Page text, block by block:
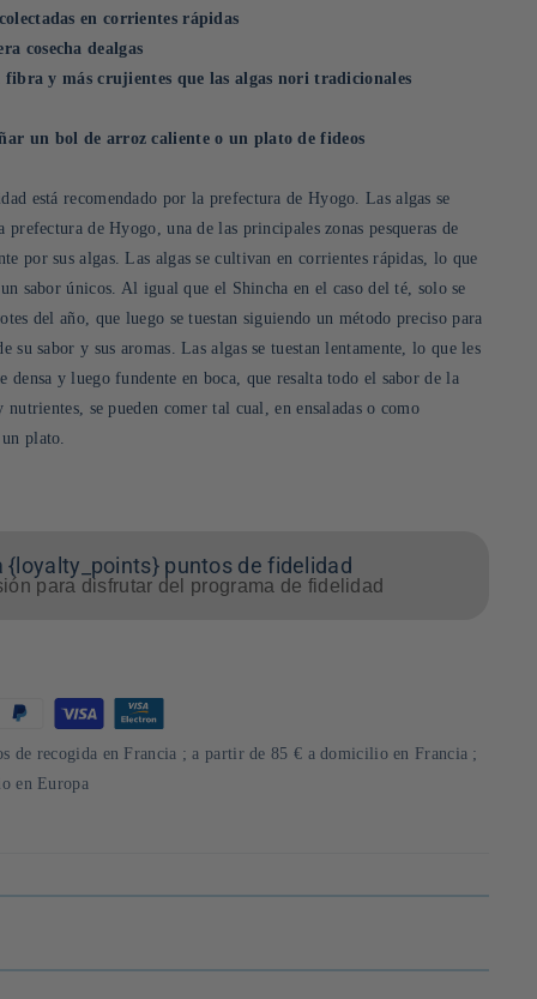
en corrientes rápidas
cosecha dealgas
fibra y más crujientes que las algas nori tradicionales
un bol de arroz caliente o un plato de fideos
está recomendado por la prefectura de Hyogo. Las algas se
prefectura de Hyogo, una de las principales zonas pesqueras de
por sus algas. Las algas se cultivan en corrientes rápidas, lo que
sabor únicos. Al igual que el Shincha en el caso del té, solo se
del año, que luego se tuestan siguiendo un método preciso para
su sabor y sus aromas. Las algas se tuestan lentamente, lo que les
densa y luego fundente en boca, que resalta todo el sabor de la
se pueden comer tal cual, en ensaladas o como
plato.
{loyalty_points} puntos de fidelidad
para disfrutar del programa de fidelidad
de recogida en Francia ; a partir de 85 € a domicilio en Francia ;
en Europa